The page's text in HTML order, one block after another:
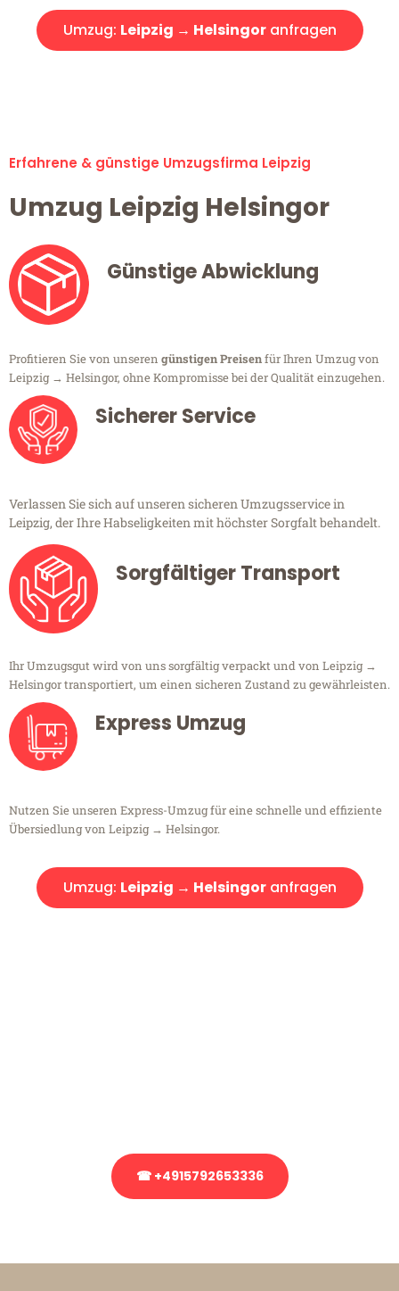
Umzug: Leipzig → Helsingoranfragen
Erfahrene & günstige Umzugsfirma Leipzig
Umzug Leipzig Helsingor
Günstige Abwicklung
Profitieren Sie von unseren günstigen Preisenfür Ihren Umzug von
Leipzig → Helsingor, ohne Kompromisse bei der Qualität einzugehen.
Sicherer Service
Verlassen Sie sich auf unseren sicheren Umzugsservice in
Leipzig, der Ihre Habseligkeiten mit höchster Sorgfalt behandelt.
Sorgfältiger Transport
Ihr Umzugsgut wird von uns sorgfältig verpackt und von Leipzig →
Helsingor transportiert, um einen sicheren Zustand zu gewährleisten.
Express Umzug
Nutzen Sie unseren Express-Umzug für eine schnelle und effiziente
Übersiedlung von Leipzig → Helsingor.
Umzug: Leipzig → Helsingoranfragen
☎ +4915792653336